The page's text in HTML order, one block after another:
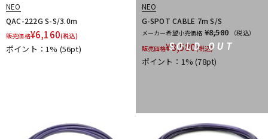
NEO
QAC-222G S-S/3.0m
販売価格¥6,160(税込)
ポイント：1% (56pt) SOLD OUT
NEO
G-SPOT CABLE 7m S/S
メーカー希望小売価格 ¥8,580
（税込）
販売価格¥8,580(税込)
ポイント：1%(78pt)